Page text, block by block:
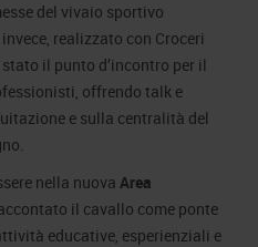
del vivaio sportivo
invece, realizzato con Croceri
il punto d’incontro per il
offrendo talk e
e sulla centralità del
nella nuova Area
il cavallo come ponte
educative, esperienziali e